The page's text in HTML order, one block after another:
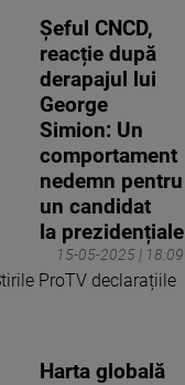
15-05-2025 | 18:09
Șeful CNCD,
reacție după
derapajul lui
George
Simion: Un
comportament
nedemn pentru
un candidat
la prezidențiale
ProTV declarațiile
Harta globală